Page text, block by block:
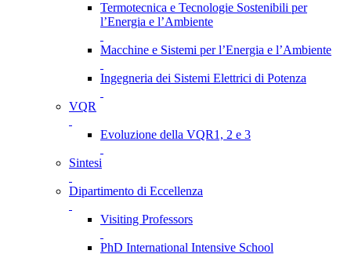
Termotecnica e Tecnologie Sostenibili per
l’Energia e l’Ambiente
Macchine e Sistemi per l’Energia e l’Ambiente
Ingegneria dei Sistemi Elettrici di Potenza
VQR
Evoluzione della VQR1, 2 e 3
Sintesi
Dipartimento di Eccellenza
Visiting Professors
PhD International Intensive School